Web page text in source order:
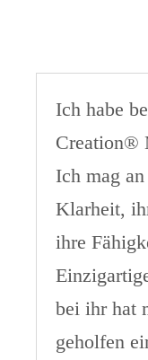
Ich habe
Creation®
Ich mag
Klarheit,
ihre
bei ihr hat
geholfen